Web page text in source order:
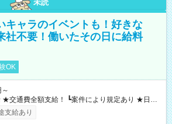
未読
キャラのイベントも！好きな
不要！働いたその日に給料
OK
あり） ┗働いたその日に現金GET♪ お仕事後はコ
払い分を引き落とせます！ 【試用期間】試
支給あり